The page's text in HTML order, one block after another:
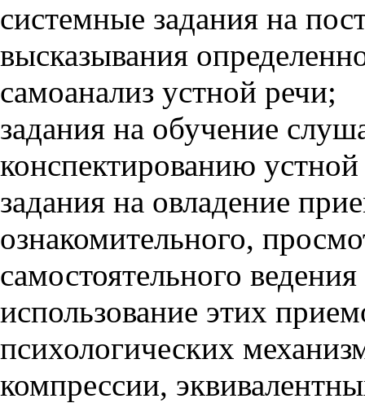
системные задания на
высказывания
самоанализ устной речи;
задания на обучение
конспектированию
задания на овладение
ознакомительного,
самостоятельного
использование этих
психологических
компрессии,